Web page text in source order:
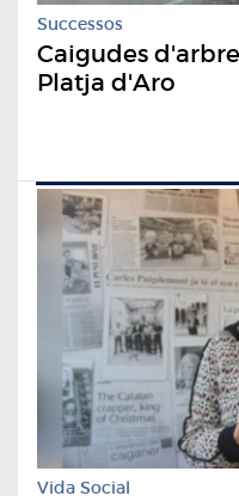
Successos
Caigudes
Platja d'Aro
Vida Social